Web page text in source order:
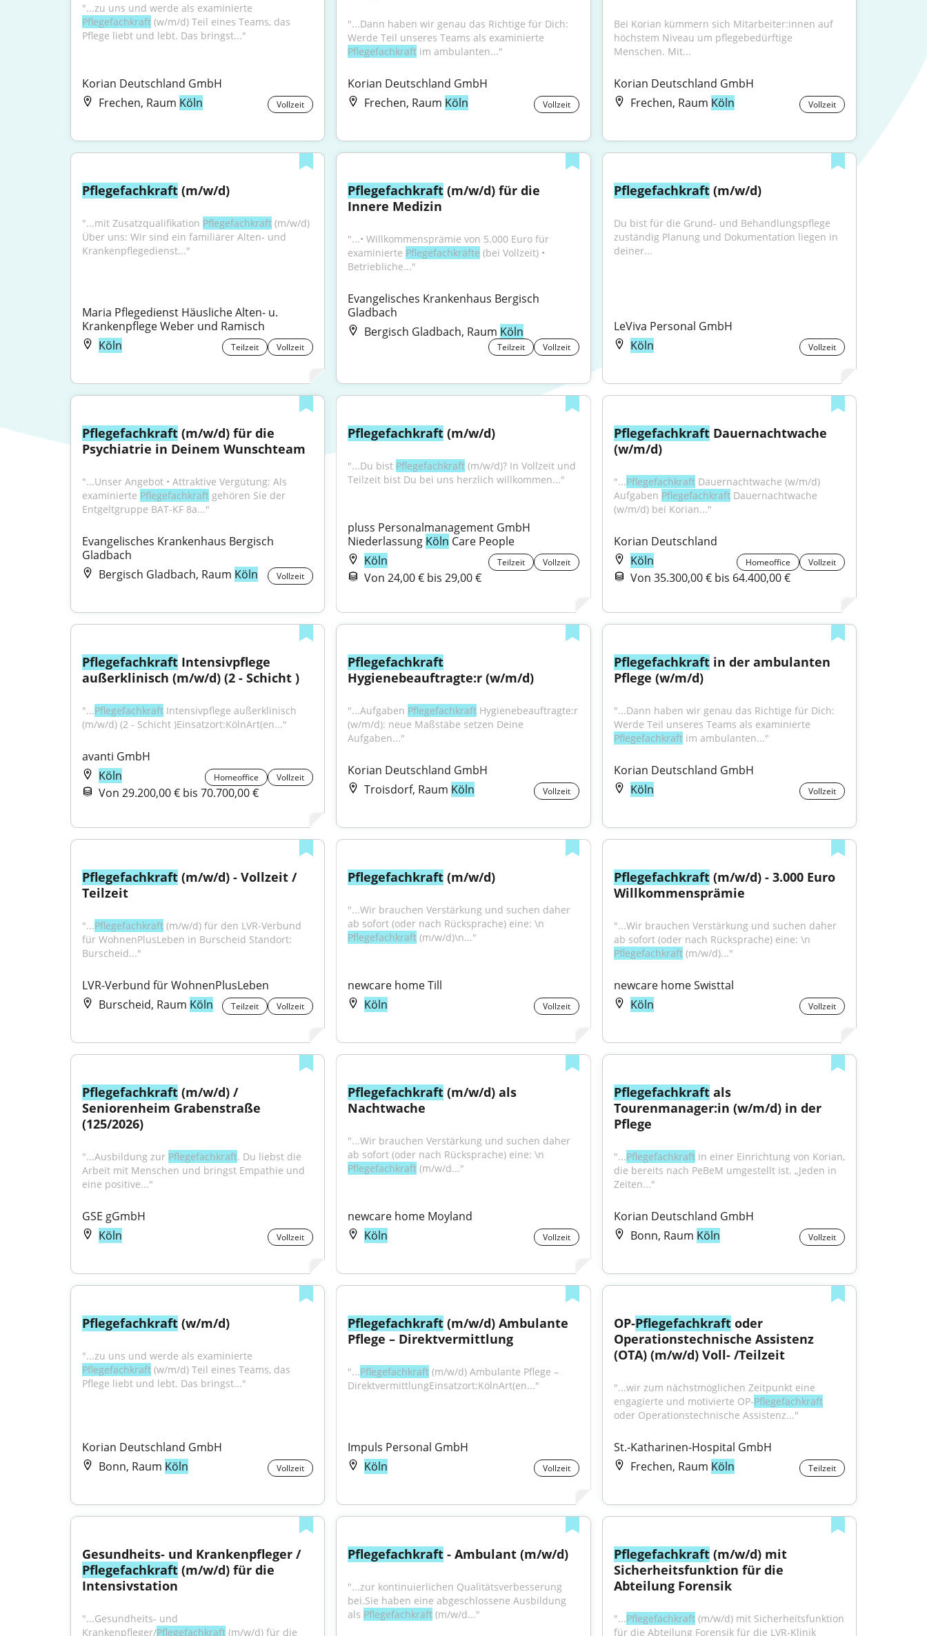
Pflegefachkraft (w/m/d) Teil eines Teams, das
Pflege liebt und lebt. Das bringst..."
Korian Deutschland GmbH
Frechen, Raum Köln Vollzeit
"...Dann haben wir genau das Richtige für Dich:
Pflegefachkraft im ambulanten..."
Korian Deutschland GmbH
Frechen, Raum Köln Vollzeit
Bei Korian kümmern sich Mitarbeiter:innen auf
höchstem Niveau um pflegebedürftige
Menschen. Mit...
Korian Deutschland GmbH
Frechen, Raum Köln Vollzeit
Pflegefachkraft (m/w/d)
"...mit Zusatzqualifikation Pflegefachkraft (m/w/d)
Über uns: Wir sind ein familiärer Alten- und
Krankenpflegedienst..."
Maria Pflegedienst Häusliche Alten- u.
Krankenpflege Weber und Ramisch
Köln
Teilzeit Vollzeit
Pflegefachkraft (m/w/d) für die
Innere Medizin
"...• Willkommensprämie von 5.000 Euro für
examinierte Pflegefachkräfte (bei Vollzeit) •
Betriebliche..."
Evangelisches Krankenhaus Bergisch
Gladbach
Bergisch Gladbach, Raum Köln
Teilzeit Vollzeit
Pflegefachkraft (m/w/d)
Du bist für die Grund- und Behandlungspflege
zuständig Planung und Dokumentation liegen in
deiner...
LeViva Personal GmbH
Köln
Vollzeit
Pflegefachkraft (m/w/d) für die
Psychiatrie in Deinem Wunschteam
"...Unser Angebot • Attraktive Vergütung: Als
examinierte Pflegefachkraft gehören Sie der
Entgeltgruppe BAT-KF 8a..."
Evangelisches Krankenhaus Bergisch
Gladbach
Bergisch Gladbach, Raum Köln Vollzeit
Pflegefachkraft (m/w/d)
"...Du bist Pflegefachkraft (m/w/d)? In Vollzeit und
Teilzeit bist Du bei uns herzlich willkommen..."
pluss Personalmanagement GmbH
Niederlassung Köln Care People
Köln
Teilzeit Vollzeit
Von 24,00 € bis 29,00 €
Pflegefachkraft Dauernachtwache
(w/m/d)
"...Pflegefachkraft Dauernachtwache (w/m/d)
Aufgaben Pflegefachkraft Dauernachtwache
(w/m/d) bei Korian..."
Korian Deutschland
Köln
Homeoffice Vollzeit
Von 35.300,00 € bis 64.400,00 €
Pflegefachkraft Intensivpflege
außerklinisch (m/w/d) (2 - Schicht )
"...Pflegefachkraft Intensivpflege außerklinisch
(m/w/d) (2 - Schicht )Einsatzort:KölnArt(en..."
avanti GmbH
Köln
Homeoffice Vollzeit
Von 29.200,00 € bis 70.700,00 €
Pflegefachkraft
Hygienebeauftragte:r (w/m/d)
"...Aufgaben Pflegefachkraft Hygienebeauftragte:r
(w/m/d): neue Maßstäbe setzen Deine
Aufgaben..."
Korian Deutschland GmbH
Troisdorf, Raum Köln Vollzeit
Pflegefachkraft in der ambulanten
Pflege (w/m/d)
"...Dann haben wir genau das Richtige für Dich:
Pflegefachkraft im ambulanten..."
Korian Deutschland GmbH
Köln
Vollzeit
Pflegefachkraft (m/w/d) - Vollzeit /
Teilzeit
"...Pflegefachkraft (m/w/d) für den LVR-Verbund
für WohnenPlusLeben in Burscheid Standort:
Burscheid..."
LVR-Verbund für WohnenPlusLeben
Burscheid, Raum Köln Teilzeit Vollzeit
Pflegefachkraft (m/w/d)
"...Wir brauchen Verstärkung und suchen daher
Pflegefachkraft (m/w/d)\n..."
newcare home Till
Köln
Vollzeit
Pflegefachkraft (m/w/d) - 3.000 Euro
Willkommensprämie
"...Wir brauchen Verstärkung und suchen daher
Pflegefachkraft (m/w/d)..."
newcare home Swisttal
Köln
Vollzeit
Pflegefachkraft (m/w/d) /
Seniorenheim Grabenstraße
(125/2026)
"...Ausbildung zur Pflegefachkraft. Du liebst die
Arbeit mit Menschen und bringst Empathie und
eine positive..."
GSE gGmbH
Köln
Vollzeit
Pflegefachkraft (m/w/d) als
Nachtwache
"...Wir brauchen Verstärkung und suchen daher
Pflegefachkraft (m/w/d..."
newcare home Moyland
Köln
Vollzeit
Pflegefachkraft als
Tourenmanager:in (w/m/d) in der
Pflege
"...Pflegefachkraft in einer Einrichtung von Korian,
die bereits nach PeBeM umgestellt ist. „Jeden in
Zeiten..."
Korian Deutschland GmbH
Bonn, Raum Köln Vollzeit
Pflegefachkraft (w/m/d)
Pflegefachkraft (w/m/d) Teil eines Teams, das
Pflege liebt und lebt. Das bringst..."
Korian Deutschland GmbH
Bonn, Raum Köln Vollzeit
Pflegefachkraft (m/w/d) Ambulante
Pflege – Direktvermittlung
"...Pflegefachkraft (m/w/d) Ambulante Pflege –
DirektvermittlungEinsatzort:KölnArt(en..."
Impuls Personal GmbH
Köln
Vollzeit
OP-Pflegefachkraft oder
Operationstechnische Assistenz
(OTA) (m/w/d) Voll- /Teilzeit
"...wir zum nächstmöglichen Zeitpunkt eine
engagierte und motivierte OP-Pflegefachkraft
oder Operationstechnische Assistenz..."
St.-Katharinen-Hospital GmbH
Frechen, Raum Köln Teilzeit
Gesundheits- und Krankenpfleger /
Pflegefachkraft (m/w/d) für die
Intensivstation
"...Gesundheits- und
Krankenpfleger/Pflegefachkraft (m/w/d) für die
Pflegefachkraft - Ambulant (m/w/d)
"...zur kontinuierlichen Qualitätsverbesserung
bei.Sie haben eine abgeschlossene Ausbildung
als Pflegefachkraft (m/w/d..."
Pflegefachkraft (m/w/d) mit
Sicherheitsfunktion für die
Abteilung Forensik
"...Pflegefachkraft (m/w/d) mit Sicherheitsfunktion
für die Abteilung Forensik für die LVR-Klinik